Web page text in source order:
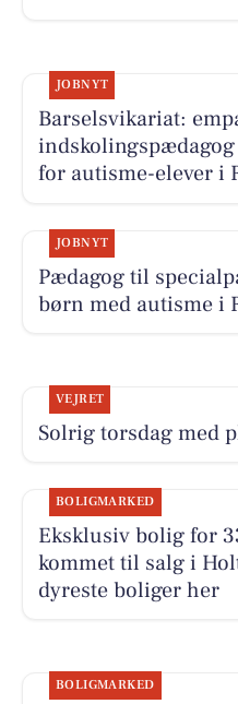
JOBNYT
Barselsvikariat:
for autisme-elever i
JOBNYT
Pædagog til
børn med autisme i
VEJRET
Solrig torsdag med
BOLIGMARKED
Eksklusiv bolig for
kommet til salg i
dyreste boliger her
BOLIGMARKED